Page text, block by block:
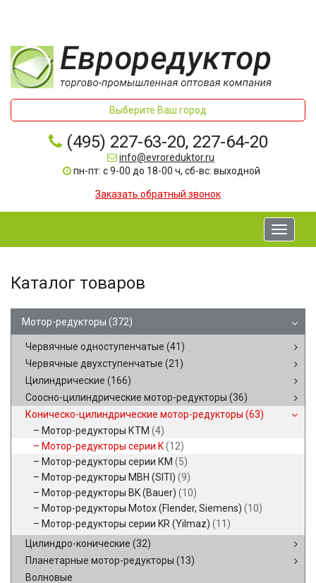
Выберите Ваш город
(495) 227-63-20, 227-64-20
info@evroreduktor.ru
пн-пт: с 9-00 до 18-00 ч, сб-вс: выходной
Заказать обратный звонок
Toggle
Каталог товаров
Мотор-редукторы (372)
Червячные одноступенчатые (41)
Червячные двухступенчатые (21)
Цилиндрические (166)
Соосно-цилиндрические мотор-редукторы (36)
Коническо-цилиндрические мотор-редукторы (63)
Мотор-редукторы КТМ (4)
Мотор-редукторы серии K(12)
Мотор-редукторы серии КМ (5)
Мотор-редукторы MBH (SITI) (9)
Мотор-редукторы BK (Bauer) (10)
Мотор-редукторы Motox (Flender, Siemens) (10)
Мотор-редукторы серии KR (Yilmaz) (11)
Цилиндро-конические (32)
Планетарные мотор-редукторы (13)
Волновые